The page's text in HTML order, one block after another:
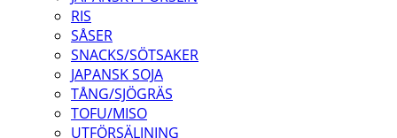
RIS
SÅSER
SNACKS/SÖTSAKER
JAPANSK SOJA
TÅNG/SJÖGRÄS
TOFU/MISO
UTFÖRSÄLJNING